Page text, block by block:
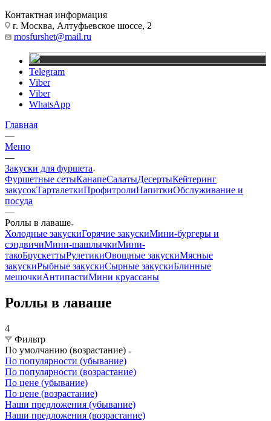
Контактная информация
г. Москва, Алтуфьевское шоссе, 2
mosfurshet@mail.ru
Telegram
Viber
Viber
WhatsApp
Главная
—
Меню
—
Закуски для фуршета
Фуршетные сетыКанапеСалатыДесертыКейтеринг
закусокТарталеткиПрофитролиНапиткиОбслуживание и
посуда
—
Роллы в лаваше
Холодные закускиГорячие закускиМини-бургеры и
сэндвичиМини-шашлычкиМини-
такоБрускеттыРулетикиОвощные закускиМясные
закускиРыбные закускиСырные закускиБлинные
мешочкиАнтипастиМини круассаны
Роллы в лаваше
4
Фильтр
По умолчанию (возрастание)
По популярности (убывание)
По популярности (возрастание)
По цене (убывание)
По цене (возрастание)
Наши предложения (убывание)
Наши предложения (возрастание)